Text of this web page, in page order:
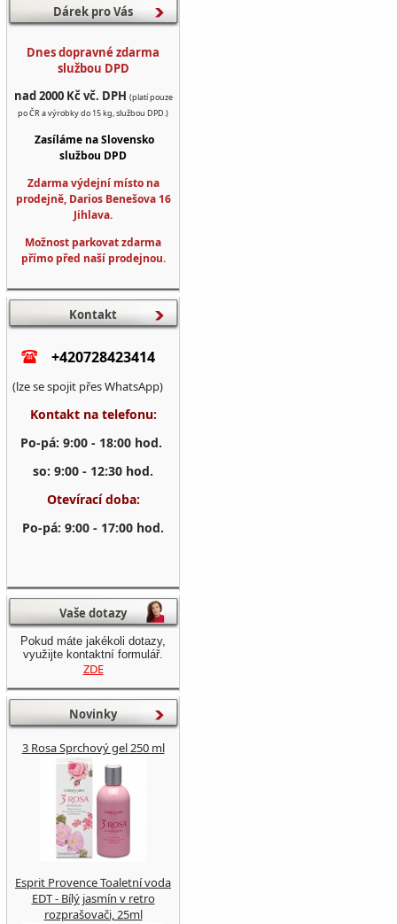
Dárek pro Vás
Dnes dopravné zdarma
službou DPD
nad 2000 Kč vč. DPH (platí pouze
po ČR a výrobky do 15 kg, službou DPD.)
Zasíláme na Slovensko
službou DPD
Zdarma výdejní místo na
prodejně, Darios Benešova 16
Jihlava.
Možnost parkovat zdarma
přímo před naší prodejnou.
Kontakt
+420728423414
(lze se spojit přes WhatsApp)
Kontakt na telefonu:
Po-pá: 9:00 - 18:00 hod.
so: 9:00 - 12:30 hod.
Otevírací doba:
Po-pá: 9:00 - 17:00 hod.
Vaše dotazy
Pokud máte jakékoli dotazy,
využijte kontaktní formulář.
ZDE
Novinky
3 Rosa Sprchový gel 250 ml
Esprit Provence Toaletní voda
EDT - Bílý jasmín v retro
rozprašovači, 25ml